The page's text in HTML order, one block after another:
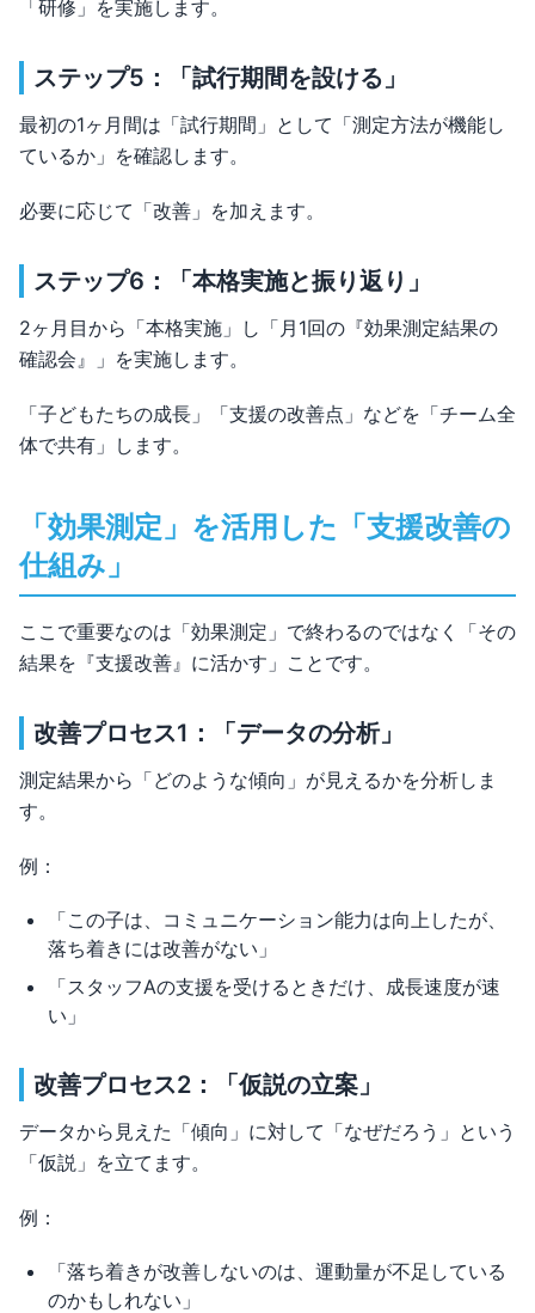
「研修」を実施します。
ステップ5：「試行期間を設ける」
最初の1ヶ月間は「試行期間」として「測定方法が機能し
ているか」を確認します。
必要に応じて「改善」を加えます。
ステップ6：「本格実施と振り返り」
2ヶ月目から「本格実施」し「月1回の『効果測定結果の
確認会』」を実施します。
「子どもたちの成長」「支援の改善点」などを「チーム全
体で共有」します。
「効果測定」を活用した「支援改善の
仕組み」
ここで重要なのは「効果測定」で終わるのではなく「その
結果を『支援改善』に活かす」ことです。
改善プロセス1：「データの分析」
測定結果から「どのような傾向」が見えるかを分析しま
す。
例：
「この子は、コミュニケーション能力は向上したが、
落ち着きには改善がない」
「スタッフAの支援を受けるときだけ、成長速度が速
い」
改善プロセス2：「仮説の立案」
データから見えた「傾向」に対して「なぜだろう」という
「仮説」を立てます。
例：
「落ち着きが改善しないのは、運動量が不足している
のかもしれない」